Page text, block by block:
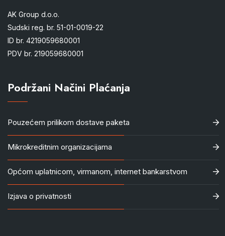
AK Group d.o.o.
Sudski reg. br. 51-01-0019-22
ID br. 4219059680001
PDV br. 219059680001
Podržani Načini Plaćanja
Pouzećem prilikom dostave paketa
Mikrokreditnim organizacijama
Općom uplatnicom, virmanom, internet bankarstvom
Izjava o privatnosti